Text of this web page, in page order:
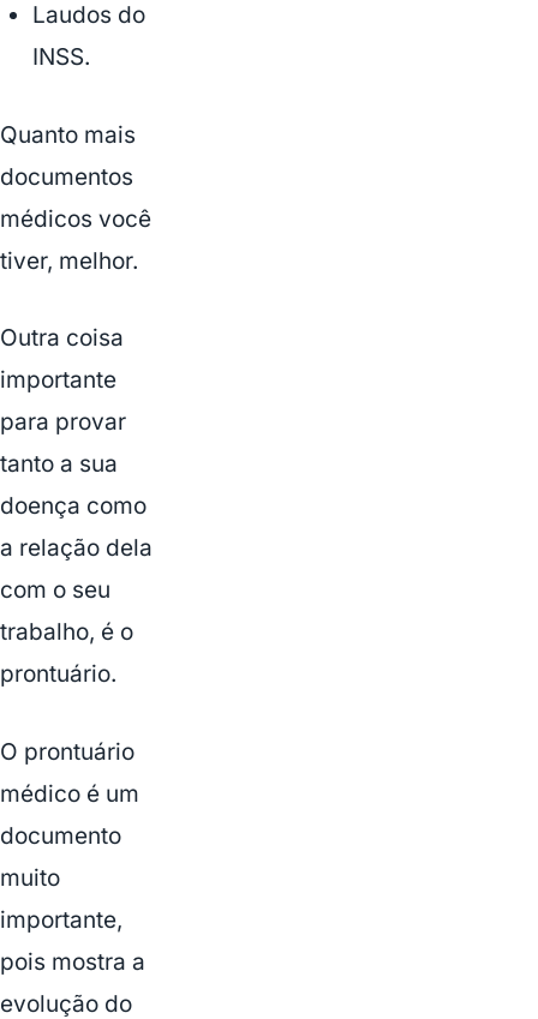
Laudos do
INSS.
Quanto mais
documentos
médicos você
tiver, melhor.
Outra coisa
importante
para provar
tanto a sua
doença como
a relação dela
com o seu
trabalho, é o
prontuário.
O prontuário
médico é um
documento
muito
importante,
pois mostra a
evolução do